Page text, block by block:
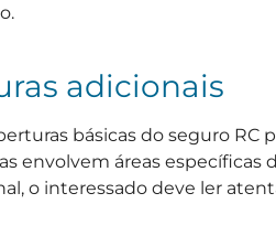
adicionais
básicas do seguro
envolvem áreas específicas
o interessado deve ler